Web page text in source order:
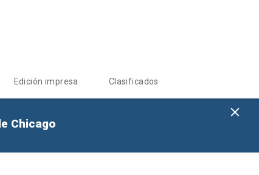
Edición impresa Clasificados
Chicago